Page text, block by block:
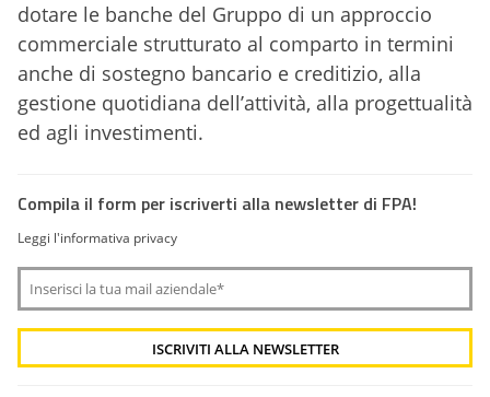
dotare le banche del Gruppo di un approccio
commerciale strutturato al comparto in termini
anche di sostegno bancario e creditizio, alla
gestione quotidiana dell’attività, alla progettualità
ed agli investimenti.
Compila il form per iscriverti alla newsletter di FPA!
Leggi l'informativa privacy